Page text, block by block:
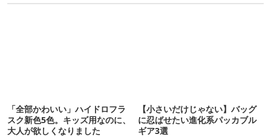
「全部かわいい」ハイドロフラ
スク新色5色。キッズ用なのに、
大人が欲しくなりました
【小さいだけじゃない】バッグ
に忍ばせたい進化系パッカブル
ギア3選